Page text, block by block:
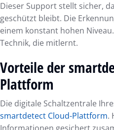
Dieser Support stellt sicher,
geschützt bleibt. Die
einem konstant hohen
Technik, die mitlernt.
Vorteile der
Plattform
Die digitale Schaltzentrale
smartdetect Cloud-Plattform.